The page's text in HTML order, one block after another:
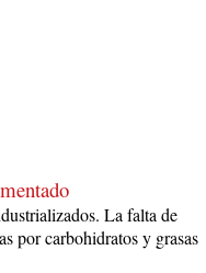
La falta de
por carbohidratos y grasas